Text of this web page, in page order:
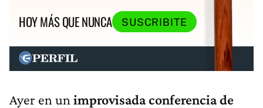
HOY MÁS QUE NUNCA
SUSCRIBITE
Ayer en un improvisada conferencia de